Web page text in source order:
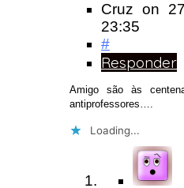
Cruz on
23:35
#
Responder
Amigo são às
antiprofessores….
Loading...